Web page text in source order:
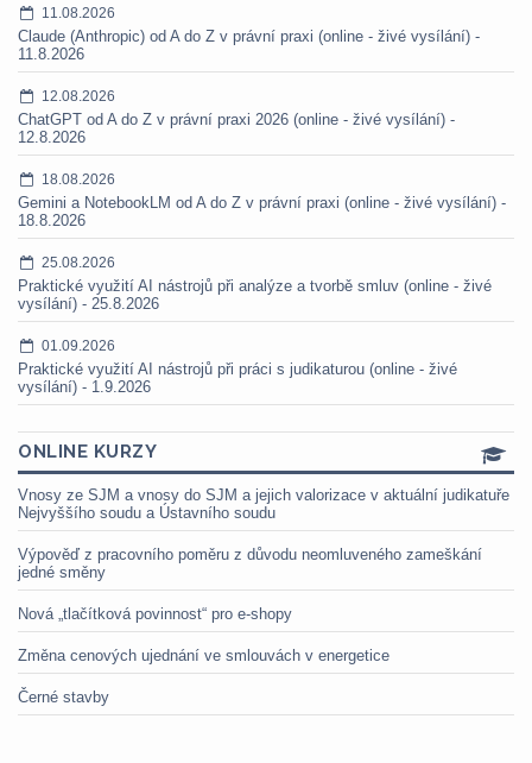
11.08.2026
Claude (Anthropic) od A do Z v právní praxi (online - živé vysílání) -
11.8.2026
12.08.2026
ChatGPT od A do Z v právní praxi 2026 (online - živé vysílání) -
12.8.2026
18.08.2026
Gemini a NotebookLM od A do Z v právní praxi (online - živé vysílání) -
18.8.2026
25.08.2026
Praktické využití AI nástrojů při analýze a tvorbě smluv (online - živé
vysílání) - 25.8.2026
01.09.2026
Praktické využití AI nástrojů při práci s judikaturou (online - živé
vysílání) - 1.9.2026
ONLINE KURZY
Vnosy ze SJM a vnosy do SJM a jejich valorizace v aktuální judikatuře
Nejvyššího soudu a Ústavního soudu
Výpověď z pracovního poměru z důvodu neomluveného zameškání
jedné směny
Nová „tlačítková povinnost“ pro e-shopy
Změna cenových ujednání ve smlouvách v energetice
Černé stavby